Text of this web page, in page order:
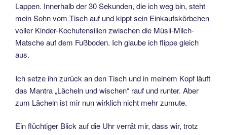
Lappen. Innerhalb der 30 Sekunden, die ich weg bin, steht
mein Sohn vom Tisch auf und kippt sein Einkaufskörbchen
voller Kinder-Kochutensilien zwischen die Müsli-Milch-
Matsche auf dem Fußboden. Ich glaube ich flippe gleich
aus.
Ich setze ihn zurück an den Tisch und in meinem Kopf läuft
das Mantra „Lächeln und wischen“ rauf und runter. Aber
zum Lächeln ist mir nun wirklich nicht mehr zumute.
Ein flüchtiger Blick auf die Uhr verrät mir, dass wir, trotz